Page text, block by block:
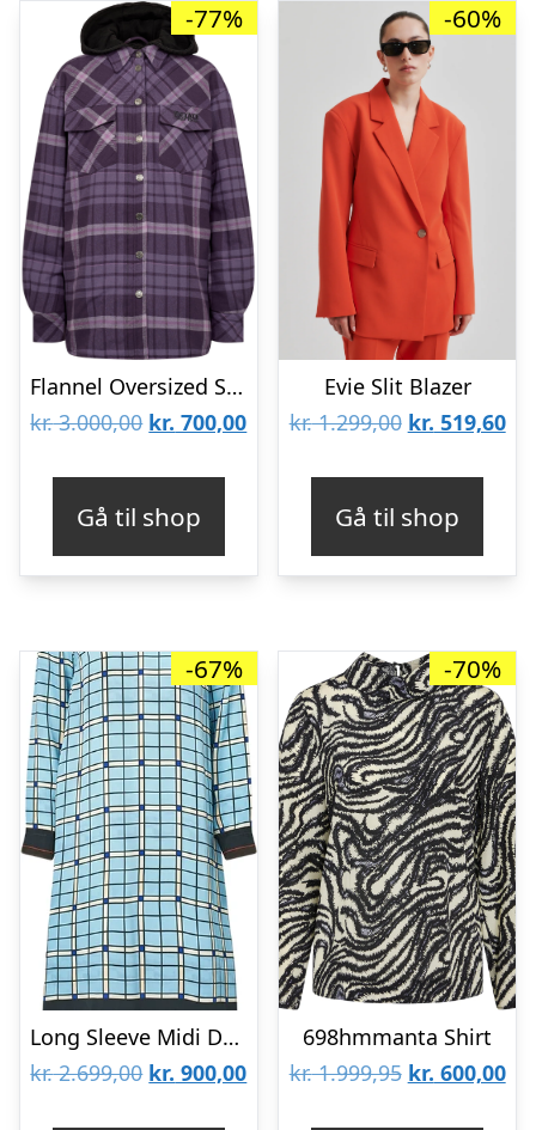
-77%
Flannel Oversized Shirt
kr.3.000,00 Den
var:
kr. 3.000,00.
kr. 700,00Den
kr. 700,00.
Gå til shop
-60%
Evie Slit Blazer
kr.1.299,00 Den
var:
kr. 1.299,00.
kr. 519,60
kr.
Gå til shop
-67%
Long Sleeve Midi Dress, 2263 Dry Viscose
kr.2.699,00 Den
kr. 900,00Den
-70%
698hmmanta Shirt
kr.1.999,95 Den
kr. 600,00